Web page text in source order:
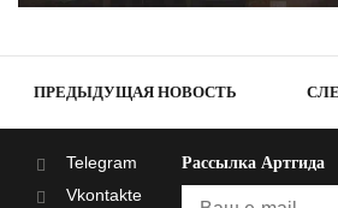
ПРЕДЫДУЩАЯ НОВОСТЬ
Telegram
Vkontakte
Рассылка Артгида